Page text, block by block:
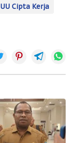
UU Cipta Kerja